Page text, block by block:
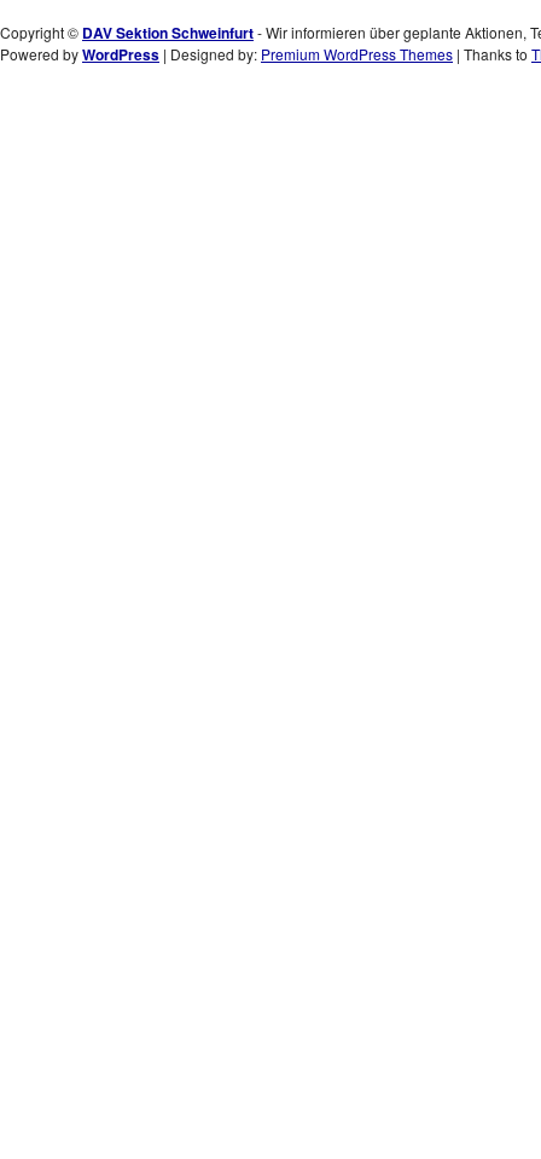
Copyright © DAV Sektion Schweinfurt- Wir informieren über geplante Aktionen,
Powered byWordPress | Designed by: Premium WordPress Themes | Thanks to